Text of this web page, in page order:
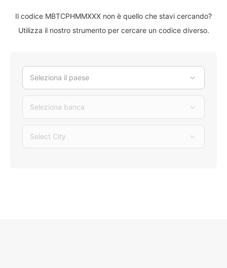
Il codice MBTCPHMMXXX non è quello che stavi cercando?
Utilizza il nostro strumento per cercare un codice diverso.
Seleziona il paese
Seleziona banca
Select City